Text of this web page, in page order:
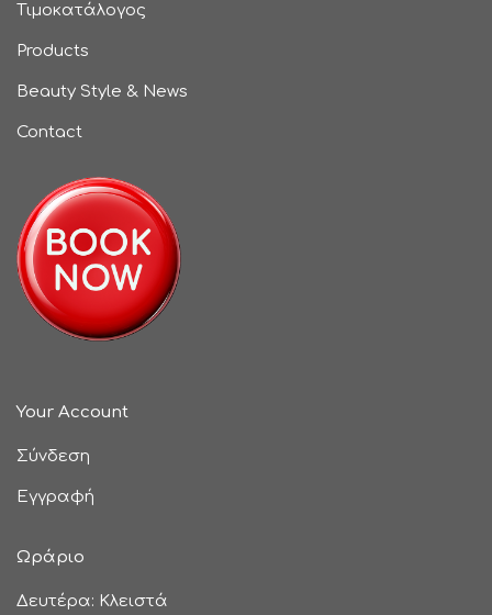
Τιμοκατάλογος
Products
Beauty Style & News
Contact
Your Account
Σύνδεση
Εγγραφή
Ωράριο
Δευτέρα: Κλειστά